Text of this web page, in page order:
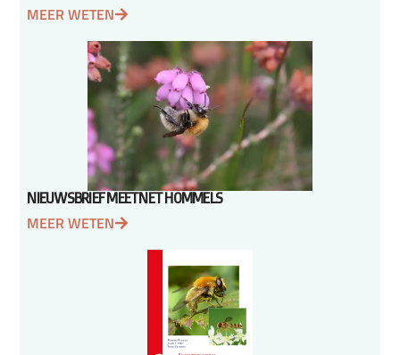
MEER WETEN
NIEUWSBRIEF MEETNET HOMMELS
MEER WETEN